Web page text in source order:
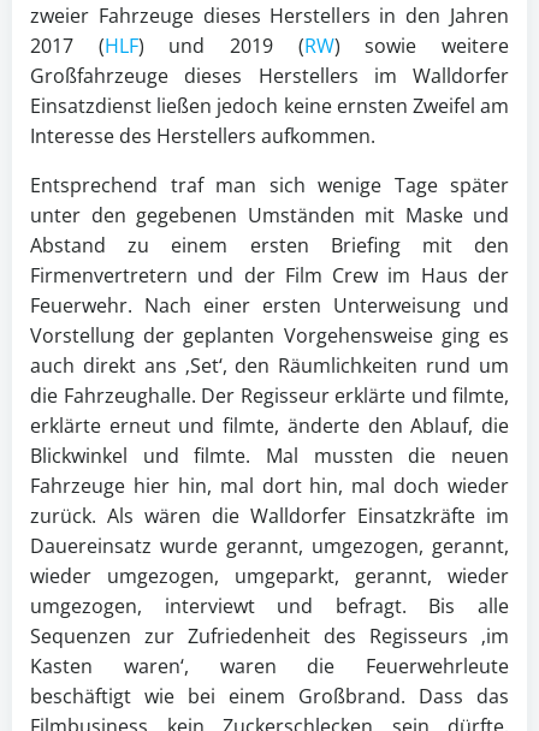
zweier Fahrzeuge dieses Herstellers in den Jahren
2017 (HLF) und 2019 (RW) sowie weitere
Großfahrzeuge dieses Herstellers im Walldorfer
Einsatzdienst ließen jedoch keine ernsten Zweifel am
Interesse des Herstellers aufkommen.
Entsprechend traf man sich wenige Tage später
unter den gegebenen Umständen mit Maske und
Abstand zu einem ersten Briefing mit den
Firmenvertretern und der Film Crew im Haus der
Feuerwehr. Nach einer ersten Unterweisung und
Vorstellung der geplanten Vorgehensweise ging es
auch direkt ans ‚Set‘, den Räumlichkeiten rund um
die Fahrzeughalle. Der Regisseur erklärte und filmte,
erklärte erneut und filmte, änderte den Ablauf, die
Blickwinkel und filmte. Mal mussten die neuen
Fahrzeuge hier hin, mal dort hin, mal doch wieder
zurück. Als wären die Walldorfer Einsatzkräfte im
Dauereinsatz wurde gerannt, umgezogen, gerannt,
wieder umgezogen, umgeparkt, gerannt, wieder
umgezogen, interviewt und befragt. Bis alle
Sequenzen zur Zufriedenheit des Regisseurs ‚im
Kasten waren‘, waren die Feuerwehrleute
beschäftigt wie bei einem Großbrand. Dass das